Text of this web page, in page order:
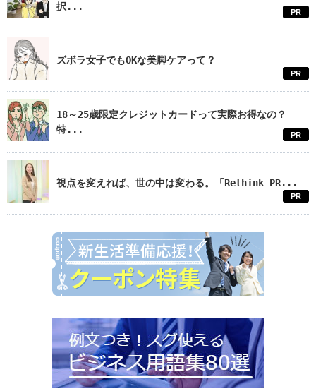
択...
PR
ズボラ女子でもOKな美脚ケアって？
PR
18～25歳限定クレジットカードって実際お得なの？
特...
PR
視点を変えれば、世の中は変わる。「Rethink PR...
PR